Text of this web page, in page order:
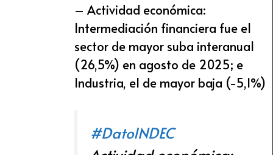
– Actividad económica:
Intermediación financiera fue el
sector de mayor suba interanual
(26,5%) en agosto de 2025; e
Industria, el de mayor baja (-5,1%)
#DatoINDEC